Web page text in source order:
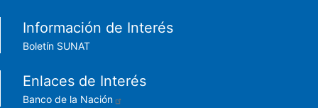
Información de Interés
Boletín SUNAT
Enlaces de Interés
Banco de la Nación